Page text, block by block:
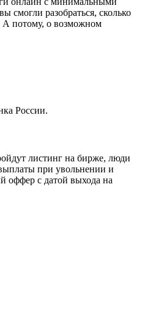
смогли разобраться, сколько
А потому, о возможном
России.
листинг на бирже, люди
при увольнении и
оффер с датой выхода на